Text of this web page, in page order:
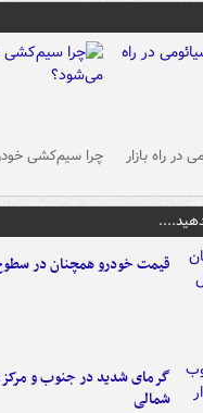
راه بازار چرا سیم‌کشی
قیمت خودرو همچنان در سطوح
گرمای شدید در جنوب و مرکز؛
شمالی